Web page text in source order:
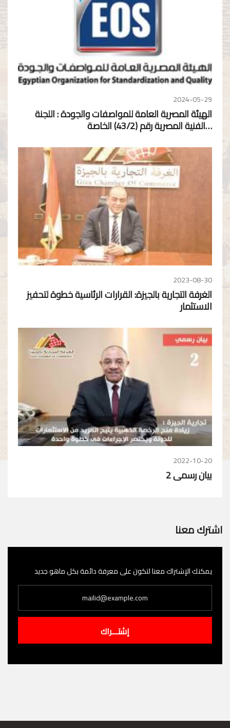
2024-05-29
الهيئة المصرية العامة للمواصفات والجودة : اللجنة
الفنية المصرية رقم (43/2) الخاصة…
2023-08-30
الغرفة التجارية بالجيزة: القرارات الرئاسية خطوة لتحفيز
الاستثمار
2022-10-20
بيان رسمى 2
اشترك معنا
يمكنك الإشتراك معنا لتكون على معرفة دائمة بكل ماهو جديد
إشتـــراك